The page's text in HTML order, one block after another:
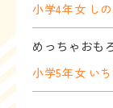
小学4年女 し
小学5年女 い